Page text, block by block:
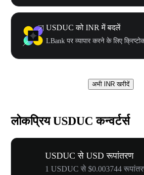
USDUC को INR में बदलें
LBank पर व्यापार करने के लिए
अभी INR खरीदें
लोकप्रिय USDUC कन्वर्टर्स
USDUC से USD रूपांतरण
1 USDUC से $0.003744